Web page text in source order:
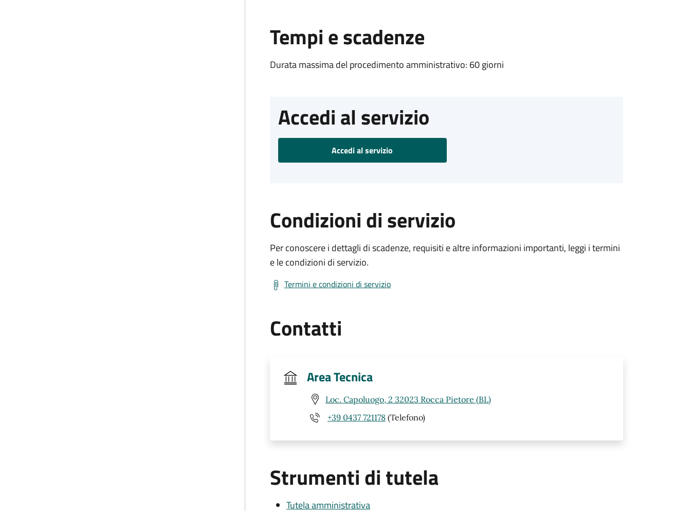
Tempi e scadenze
Durata massima del procedimento amministrativo: 60 giorni
Accedi al servizio
Accedi al servizio
Condizioni di servizio
Per conoscere i dettagli di scadenze, requisiti e altre informazioni importanti, leggi i termini
e le condizioni di servizio.
Termini e condizioni di servizio
Contatti
Area Tecnica
Loc. Capoluogo, 2 32023 Rocca Pietore (BL)
+39 0437 721178 (Telefono)
Strumenti di tutela
Tutela amministrativa